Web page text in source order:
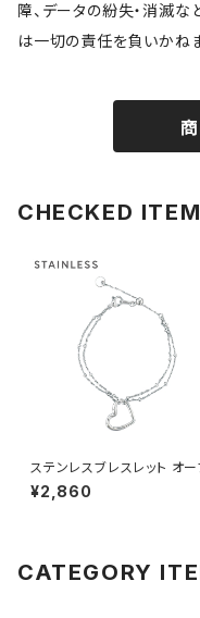
障、データの紛失・消滅
は一切の責任を負いかねま
CHECKED ITEM
ステンレスブレスレット オー
ハート AAB0455-SV（シル
ー）
¥2,860
CATEGORY